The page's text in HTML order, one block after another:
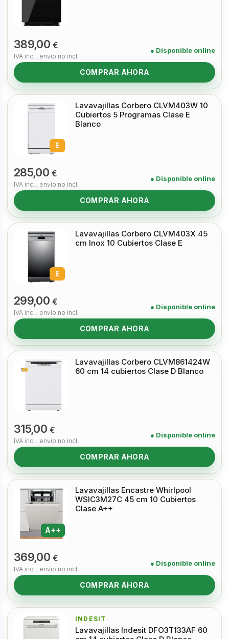
389,00€
IVA incl., envío no incl.
● Disponible online
COMPRAR AHORA
E
Lavavajillas Corbero CLVM403W 10
Cubiertos 5 Programas Clase E
Blanco
285,00€
IVA incl., envío no incl.
● Disponible online
COMPRAR AHORA
E
Lavavajillas Corbero CLVM403X 45
cm Inox 10 Cubiertos Clase E
299,00€
IVA incl., envío no incl.
● Disponible online
COMPRAR AHORA
Lavavajillas Corbero CLVM861424W
60 cm 14 cubiertos Clase D Blanco
315,00€
IVA incl., envío no incl.
● Disponible online
COMPRAR AHORA
A++
Lavavajillas Encastre Whirlpool
WSIC3M27C 45 cm 10 Cubiertos
Clase A++
369,00€
IVA incl., envío no incl.
● Disponible online
COMPRAR AHORA
INDESIT
Lavavajillas Indesit DFO3T133AF 60